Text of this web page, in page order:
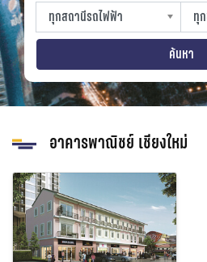
sproperty
ทุกสถานีรถไฟฟ้า
ทุกสถานีรถไฟฟ้า
strain-station
ทุกช่วงราคา
ทุ
ค้นหา
อาคารพาณิชย์ เชียงใหม่